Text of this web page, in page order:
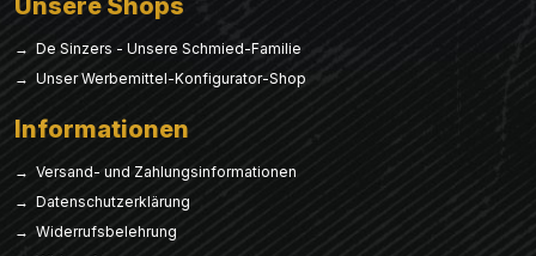
Unsere Shops
→ De Sinzers - Unsere Schmied-Familie
→ Unser Werbemittel-Konfigurator-Shop
Informationen
→ Versand- und Zahlungsinformationen
→ Datenschutzerklärung
→ Widerrufsbelehrung